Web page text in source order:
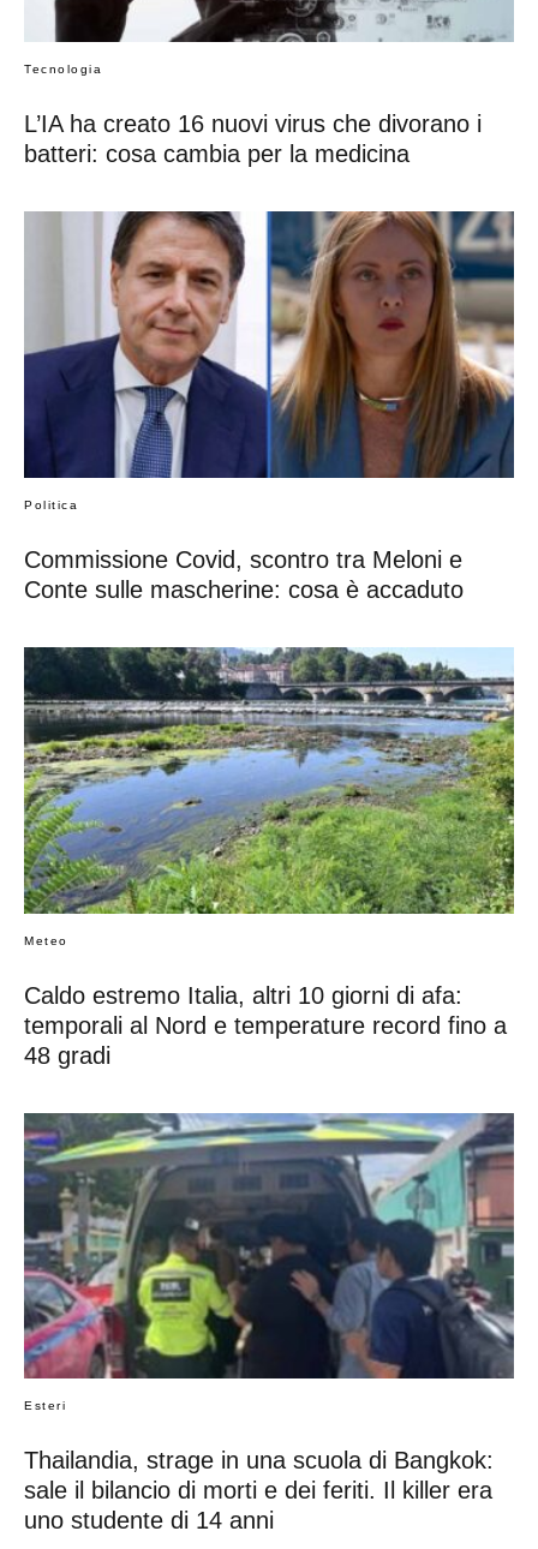
Tecnologia
L’IA ha creato 16 nuovi virus che divorano i
batteri: cosa cambia per la medicina
Politica
Commissione Covid, scontro tra Meloni e
Conte sulle mascherine: cosa è accaduto
Meteo
Caldo estremo Italia, altri 10 giorni di afa:
temporali al Nord e temperature record fino a
48 gradi
Esteri
Thailandia, strage in una scuola di Bangkok:
sale il bilancio di morti e dei feriti. Il killer era
uno studente di 14 anni